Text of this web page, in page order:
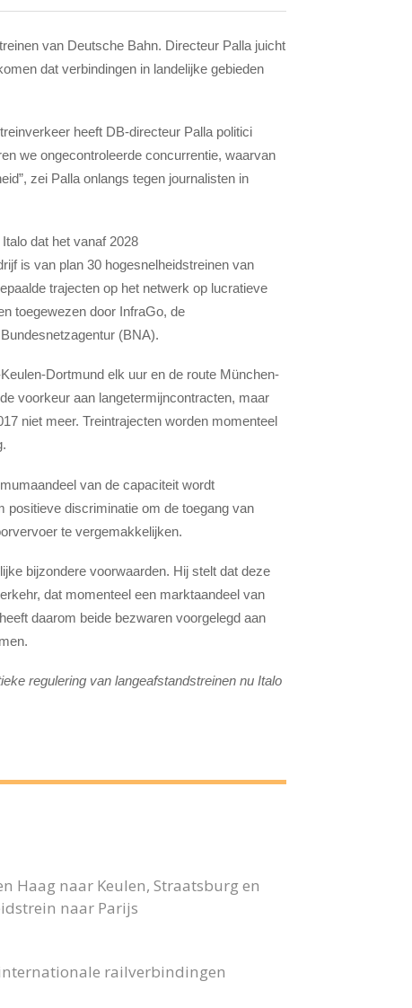
van Deutsche Bahn. Directeur Palla juicht
dat verbindingen in landelijke gebieden
heeft DB-directeur Palla politici
we ongecontroleerde concurrentie, waarvan
zei Palla onlangs tegen journalisten in
dat het vanaf 2028
is van plan 30 hogesnelheidstreinen van
trajecten op het netwerk op lucratieve
toegewezen door InfraGo, de
(BNA).
Dortmund elk uur en de route München-
voorkeur aan langetermijncontracten, maar
niet meer. Treintrajecten worden momenteel
van de capaciteit wordt
positieve discriminatie om de toegang van
te vergemakkelijken.
bijzondere voorwaarden. Hij stelt dat deze
dat momenteel een marktaandeel van
daarom beide bezwaren voorgelegd aan
regulering van langeafstandstreinen nu Italo
Haag naar Keulen, Straatsburg en
naar Parijs
railverbindingen